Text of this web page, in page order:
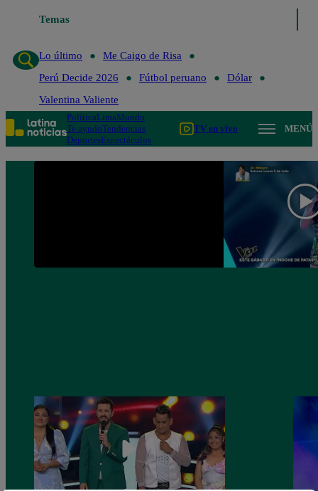
Temas
Lo último
Me Caigo de Risa
Perú Decide 2026
Fútbol peruano
Dólar
Valentina Valiente
PolíticaLimaMundo
Te ayudoTendencias
DeportesEspectáculos
TV en vivo MENÚ